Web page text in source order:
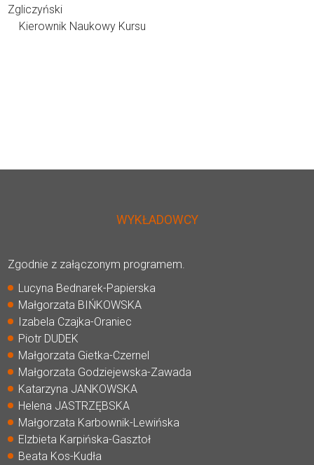
Kierownik Naukowy Kursu
WYKŁADOWCY
Zgodnie z załączonym programem.
Lucyna Bednarek-Papierska
Małgorzata BIŃKOWSKA
Izabela Czajka-Oraniec
Piotr DUDEK
Małgorzata Gietka-Czernel
Małgorzata Godziejewska-Zawada
Katarzyna JANKOWSKA
Helena JASTRZĘBSKA
Małgorzata Karbownik-Lewińska
Elzbieta Karpińska-Gasztoł
Beata Kos-Kudła